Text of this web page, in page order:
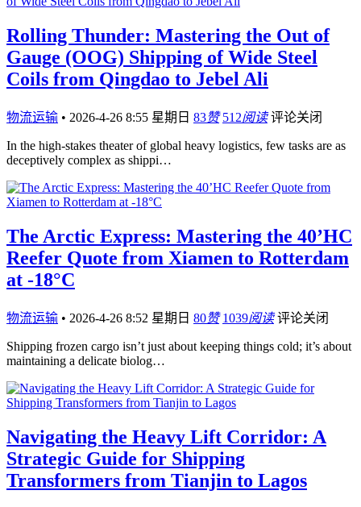
Rolling Thunder: Mastering the Out of
Gauge (OOG) Shipping of Wide Steel
Coils from Qingdao to Jebel Ali
物流运输 • 2026-4-26 8:55 星期日 83赞 512阅读 评论关闭
In the high-stakes theater of global heavy logistics, few tasks are as
deceptively complex as shippi…
The Arctic Express: Mastering the 40’HC
Reefer Quote from Xiamen to Rotterdam
at -18°C
物流运输 • 2026-4-26 8:52 星期日 80赞 1039阅读 评论关闭
Shipping frozen cargo isn’t just about keeping things cold; it’s about
maintaining a delicate biolog…
Navigating the Heavy Lift Corridor: A
Strategic Guide for Shipping
Transformers from Tianjin to Lagos